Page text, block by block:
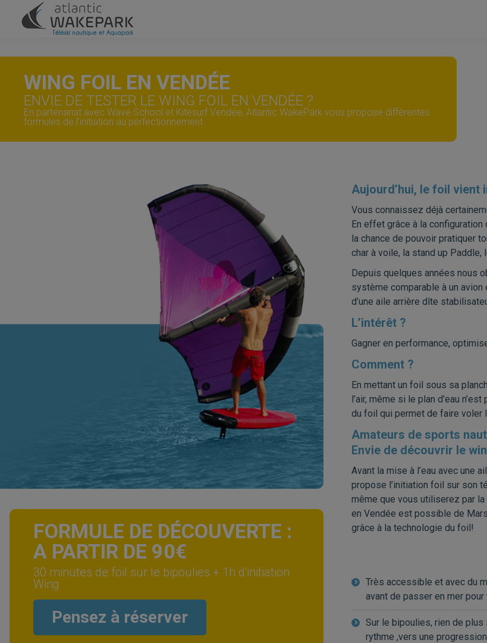
WING FOIL EN VENDÉE
ENVIE DE TESTER LE WING FOIL EN VENDÉE ?
En partenariat avec Wave School et Kitesurf Vendée, Atlantic WakePark vous propose différentes
formules de l'initiation au perfectionnement.
FORMULE DE DÉCOUVERTE :
A PARTIR DE 90€
30 minutes de foil sur le bipoulies + 1h d'initiation
Wing
Pensez à réserver
Aujourd’hui, le foil vient
Vous connaissez déjà
En effet grâce à la
la chance de pouvoir pratiquer
char à voile, la stand up Paddle,
Depuis quelques années nous
système comparable à un avion
d’une aile arrière dîte
L’intérêt ?
Gagner en performance,
Comment ?
En mettant un foil sous sa
l’air, même si le plan d’eau
du foil qui permet de faire voler
Amateurs de sports
Envie de découvrir le
Avant la mise à l’eau avec une
propose l’initiation foil sur son
même que vous utiliserez par la
en Vendée est possible de
grâce à la technologie du foil!
Très accessible et avec du
avant de passer en mer
Sur le bipoulies, rien de
rythme ,vers une